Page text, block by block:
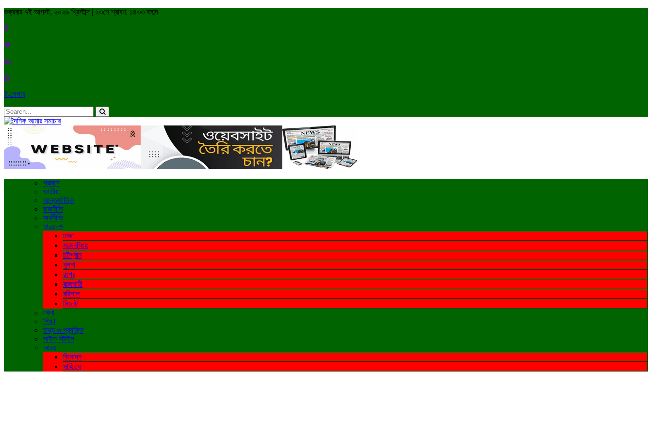
শুক্রবার ৭ই আগস্ট, ২০২৬ খ্রিস্টাব্দ | ২৩শে শ্রাবণ, ১৪৩৩ বঙ্গাব্দ
ই-পেপার
প্রচ্ছদ
জাতীয়
আন্তর্জাতিক
রাজনীতি
অর্থনীতি
সারাদেশ
ঢাকা
ময়মনসিংহ
চট্টগ্রাম
খুলনা
রংপুর
রাজশাহী
বরিশাল
সিলেট
খেলা
শিক্ষা
তথ্য ও প্রযুক্তি
লাইফ স্টাইল
আরও
বিনোদন
সাহিত্য